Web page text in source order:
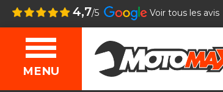
4,7/5 Voir tous les avis
MENU